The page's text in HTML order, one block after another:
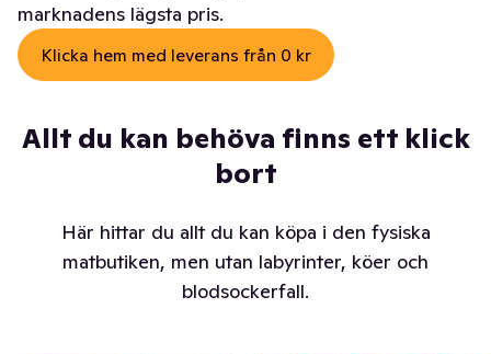
marknadens lägsta pris.
Klicka hem med leverans från 0 kr
Allt du kan behöva finns ett klick
bort
Här hittar du allt du kan köpa i den fysiska
matbutiken, men utan labyrinter, köer och
blodsockerfall.